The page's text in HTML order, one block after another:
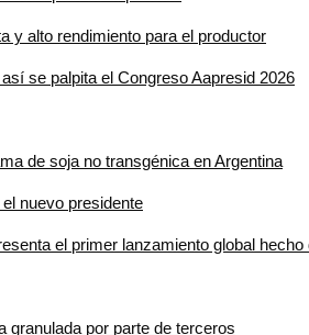
y alto rendimiento para el productor
se palpita el Congreso Aapresid 2026
de soja no transgénica en Argentina
nuevo presidente
el primer lanzamiento global hecho
granulada por parte de terceros